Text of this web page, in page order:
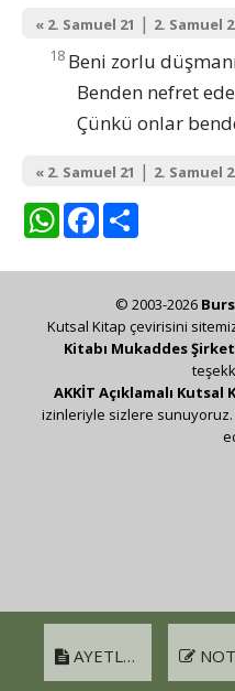
« 2. Samuel 21 | 2. Samuel
18 Beni zorlu
Benden nefret
Çünkü onlar
« 2. Samuel 21 | 2. Samuel
WhatsAppFacebook
AYETLER
© 2003-2026
Kutsal Kitap çevirisini
Kitabı Mukaddes
AKKİT Açıklamalı Kutsal
izinleriyle sizlere sunuyoruz.